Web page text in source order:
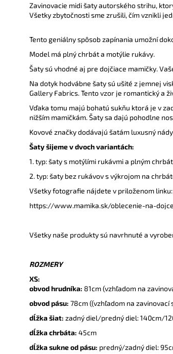
Zavinovacie midi šaty autorského strihu,
Všetky zbytočnosti sme zrušili, čím vznikli
Tento geniálny spôsob zapínania umožní
Model má plný chrbát a motýlie rukávy.
Šaty sú vhodné aj pre dojčiace mamičky.
Na dotyk hodvábne šaty sú ušité z jemnej
Gallery Fabrics.Tento vzor je romantický a
Vďaka tomu majú bohatú sukňu ktorá je v
nižším mamičkám. Šaty sa dajú pohodlne
Kovové značky dodávajú šatám luxusný
Šaty šijeme v dvoch variantách:
1. typ: šaty s motýlími rukávmi a plným
2. typ: šaty bez rukávov s výkrojom na
Všetky fotografie nájdete v priloženom linku:
https://www.mamika.sk/oblecenie-na-
Všetky naše produkty sú navrhnuté a
ROZMERY
XS:
obvod hrudníka: 81cm (vzhľadom na
obvod pásu: 78cm ((vzhľadom na
dĺžka šiat: zadný diel/predný diel: 140cm/
dĺžka chrbáta: 45cm
dĺžka sukne od pásu: predný/zadný diel: